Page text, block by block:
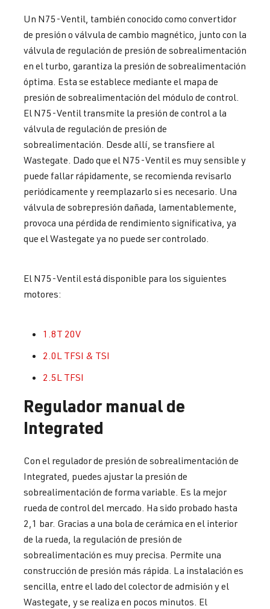
Un N75-Ventil, también conocido como convertidor
de presión o válvula de cambio magnético, junto con la
válvula de regulación de presión de sobrealimentación
en el turbo, garantiza la presión de sobrealimentación
óptima. Esta se establece mediante el mapa de
presión de sobrealimentación del módulo de control.
El N75-Ventil transmite la presión de control a la
válvula de regulación de presión de
sobrealimentación. Desde allí, se transfiere al
Wastegate. Dado que el N75-Ventil es muy sensible y
puede fallar rápidamente, se recomienda revisarlo
periódicamente y reemplazarlo si es necesario. Una
válvula de sobrepresión dañada, lamentablemente,
provoca una pérdida de rendimiento significativa, ya
que el Wastegate ya no puede ser controlado.
El N75-Ventil está disponible para los siguientes
motores:
1.8T 20V
2.0L TFSI & TSI
2.5L TFSI
Regulador manual de
Integrated
Con el regulador de presión de sobrealimentación de
Integrated, puedes ajustar la presión de
sobrealimentación de forma variable. Es la mejor
rueda de control del mercado. Ha sido probado hasta
2,1 bar. Gracias a una bola de cerámica en el interior
de la rueda, la regulación de presión de
sobrealimentación es muy precisa. Permite una
construcción de presión más rápida. La instalación es
sencilla, entre el lado del colector de admisión y el
Wastegate, y se realiza en pocos minutos. El